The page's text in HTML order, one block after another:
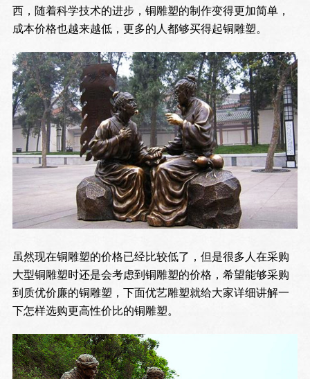
西，随着科学技术的进步，铜雕塑的制作变得更加简单，
成本价格也越来越低，更多的人都够买得起铜雕塑。
虽然现在铜雕塑的价格已经比较低了，但是很多人在采购
大型铜雕塑时还是会考虑到铜雕塑的价格，希望能够采购
到质优价廉的铜雕塑，下面优艺雕塑就给大家详细讲解一
下怎样选购更高性价比的铜雕塑。